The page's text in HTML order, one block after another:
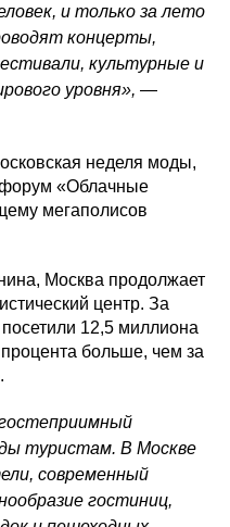
и только за лето
концерты,
культурные и
уровня», —
неделя моды,
форум «Облачные
мегаполисов
Москва продолжает
центр. За
12,5 миллиона
больше, чем за
туристам. В Москве
современный
гостиниц,